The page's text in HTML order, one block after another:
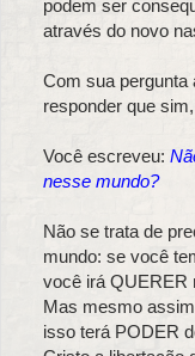
podem ser
através do novo
Com sua pergunta
responder que
Você escreveu:
nesse mundo?
Não se trata de
mundo: se você
você irá QUERER
Mas mesmo
isso terá PODER